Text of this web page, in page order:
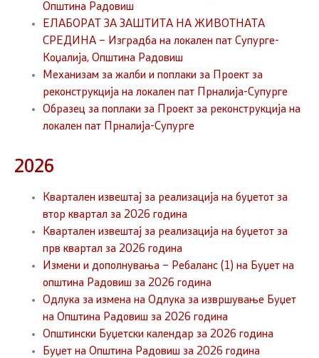
Општина Радовиш
ЕЛАБОРАТ ЗА ЗАШТИТА НА ЖИВОТНАТА
СРЕДИНА – Изградба на локален пат Супурге-
Коџалија, Општина Радовиш
Механизам за жалби и поплаки за Проект за
реконструкција на локален пат Прналија-Супурге
Образец за поплаки за Проект за реконструкција на
локален пат Прналија-Супурге
2026
Квартален извештај за реализација на буџетот за
втор квартал за 2026 година
Квартален извештај за реализација на буџетот за
прв квартал за 2026 година
Измени и дополнувања – Ребаланс (1) на Буџет на
општина Радовиш за 2026 година
Одлука за измена на Одлука за извршување Буџет
на Општина Радовиш за 2026 година
Општински Буџетски календар за 2026 година
Буџет на Општина Радовиш за 2026 година